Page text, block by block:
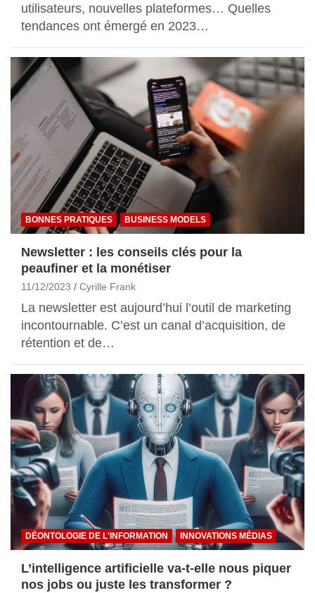
utilisateurs, nouvelles plateformes… Quelles
tendances ont émergé en 2023…
BONNES PRATIQUES BUSINESS MODELS
Newsletter : les conseils clés pour la
peaufiner et la monétiser
11/12/2023 Cyrille Frank
La newsletter est aujourd’hui l’outil de marketing
incontournable. C’est un canal d’acquisition, de
rétention et de…
DÉONTOLOGIE DE L'INFORMATION INNOVATIONS MÉDIAS
L’intelligence artificielle va-t-elle nous piquer
nos jobs ou juste les transformer ?